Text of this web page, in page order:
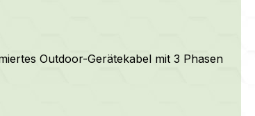
Outdoor-Gerätekabel mit 3 Phasen